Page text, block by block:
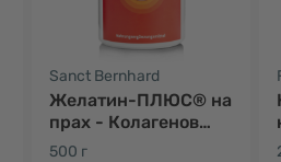
Sanct Bernhard
Желатин-ПЛЮС® на
прах - Колагенов
хидролизат
500 г